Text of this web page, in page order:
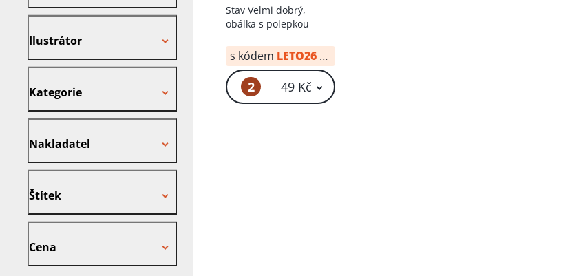
Ilustrátor
Kategorie
Nakladatel
Štítek
Cena
StavVelmi dobrý,
obálka s polepkou
s kódem LETO26 od:
2 49 Kč